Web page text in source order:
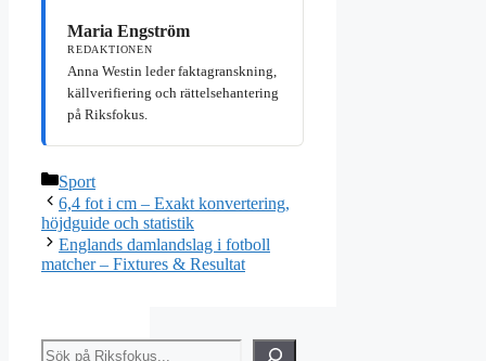
Maria Engström
REDAKTIONEN
Anna Westin leder faktagranskning,
källverifiering och rättelsehantering
på Riksfokus.
Kategorier
Sport
6,4 fot i cm – Exakt konvertering,
höjdguide och statistik
Englands damlandslag i fotboll
matcher – Fixtures & Resultat
Sök